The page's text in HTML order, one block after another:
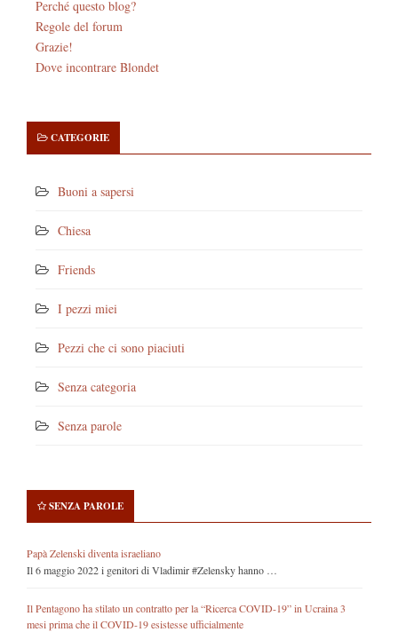
Perché questo blog?
Regole del forum
Grazie!
Dove incontrare Blondet
CATEGORIE
Buoni a sapersi
Chiesa
Friends
I pezzi miei
Pezzi che ci sono piaciuti
Senza categoria
Senza parole
SENZA PAROLE
Papà Zelenski diventa israeliano
Il 6 maggio 2022 i genitori di Vladimir #Zelensky hanno …
Il Pentagono ha stilato un contratto per la “Ricerca COVID-19” in Ucraina 3
mesi prima che il COVID-19 esistesse ufficialmente